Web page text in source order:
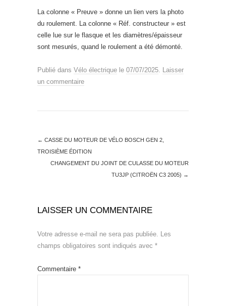
La colonne « Preuve » donne un lien vers la photo
du roulement. La colonne « Réf. constructeur » est
celle lue sur le flasque et les diamètres/épaisseur
sont mesurés, quand le roulement a été démonté.
Publié dans Vélo électrique le 07/07/2025 Laisser
un commentaire
← CASSE DU MOTEUR DE VÉLO BOSCH GEN 2,
TROISIÈME ÉDITION
CHANGEMENT DU JOINT DE CULASSE DU MOTEUR
TU3JP (CITROËN C3 2005) →
LAISSER UN COMMENTAIRE
Votre adresse e-mail ne sera pas publiée. Les
champs obligatoires sont indiqués avec *
Commentaire *